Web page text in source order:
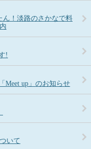
ん！淡路のさかなで料
!
Meet up」のお知らせ
いて